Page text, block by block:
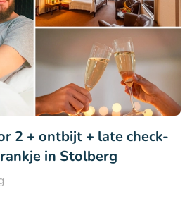
2 + ontbijt + late check-
in Stolberg